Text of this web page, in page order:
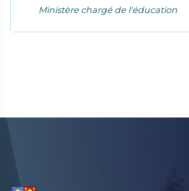
Ministère chargé de l'éducation